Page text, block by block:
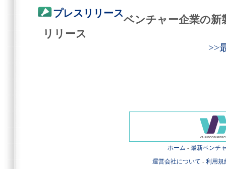
プレスリリース
ベンチャー企業の新
リリース
>>
ホーム - 最新ベンチ
運営会社について - 利用規